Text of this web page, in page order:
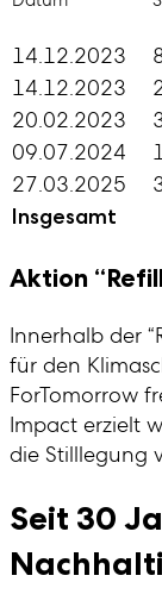
14.12.2023
14.12.2023
20.02.2023
09.07.2024
27.03.2025
Insgesamt
Aktion
Innerhalb der
für den
ForTomorrow
Impact erzielt
die Stilllegung
Seit 30